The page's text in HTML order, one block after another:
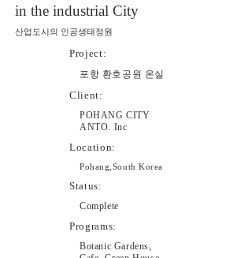
in the industrial City
산업도시의 인공생태정원
Project:
​포항 환호공원 온실
Client:
POHANG CITY
ANTO. Inc
Location:
Pohang,South Korea
Status:
Complete
Programs:
Botanic Gardens,